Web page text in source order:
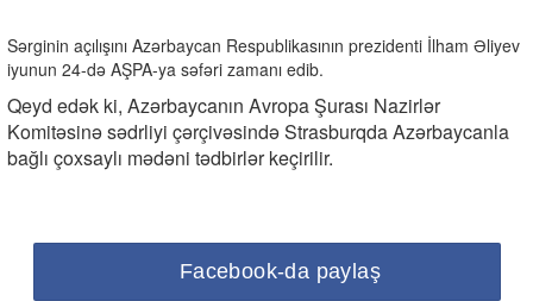
Sərginin açılışını Azərbaycan Respublikasının prezidenti İlham Əliyev
iyunun 24-də AŞPA-ya səfəri zamanı edib.
Qeyd edək ki, Azərbaycanın Avropa Şurası Nazirlər
Komitəsinə sədrliyi çərçivəsində Strasburqda Azərbaycanla
bağlı çoxsaylı mədəni tədbirlər keçirilir.
Facebook-da paylaş